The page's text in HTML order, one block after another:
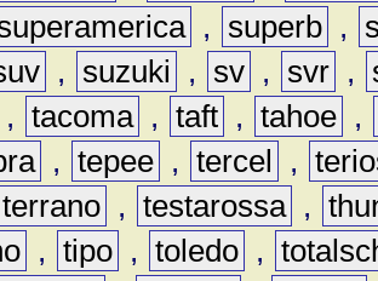
, superb ,
, suzuki , sv , svr ,
, tacoma , taft , tahoe ,
, tepee , tercel ,
terrano , testarossa ,
, tipo , toledo ,